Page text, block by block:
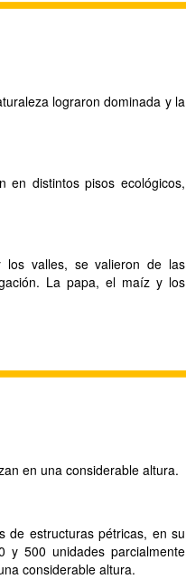
lograron dominada y la
en distintos pisos ecológicos,
los valles, se valieron de las
La papa, el maíz y los
en una considerable altura.
de estructuras pétricas, en su
y 500 unidades parcialmente
considerable altura.